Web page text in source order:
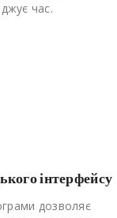
час.
інтерфейсу
дозволяє